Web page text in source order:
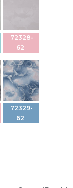
72328-
62
72329-
62